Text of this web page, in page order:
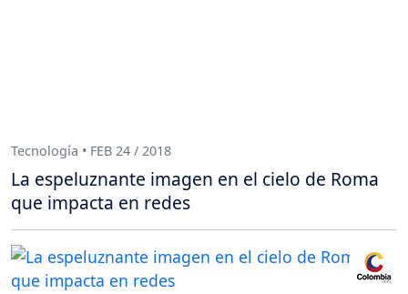
Tecnología • FEB 24 / 2018
La espeluznante imagen en el cielo de Roma
que impacta en redes